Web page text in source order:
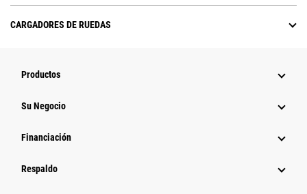
CARGADORES DE RUEDAS
Productos
Su Negocio
Financiación
Respaldo